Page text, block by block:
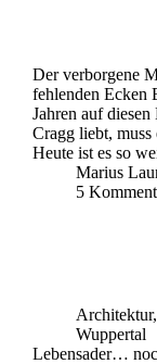
Der verborgene
fehlenden Ecken
Jahren auf
Cragg liebt, muss
Heute ist es so
Marius
5
Architektur,
Wuppertal
Lebensader…